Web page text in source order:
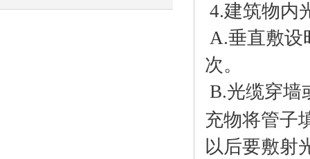
4.建筑物内
A.垂直敷设
次。
B.光缆穿墙
充物将管
以后要敷射